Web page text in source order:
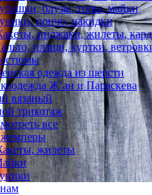
блузы, топы, майки
пончо, накидки
пиджаки, жилеты,
плащи, куртки,
одежда из шерсти
Ж’ан и Параскева
вязаный
трикотаж
все
жилеты